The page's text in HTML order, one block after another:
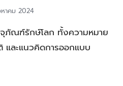
าคม 2024
ภัณฑ์รักษ์โลก ทั้งความหมาย
และแนวคิดการออกแบบ